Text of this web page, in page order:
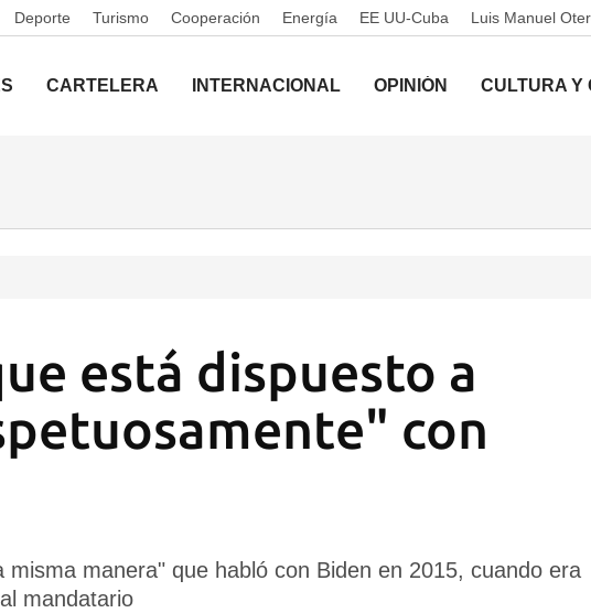
Deporte Turismo Cooperación Energía EE UU-Cuba Luis Manuel
CARTELERA INTERNACIONAL OPINIÓN CULTURA Y
está dispuesto a
con
manera" que habló con Biden en 2015, cuando era
mandatario